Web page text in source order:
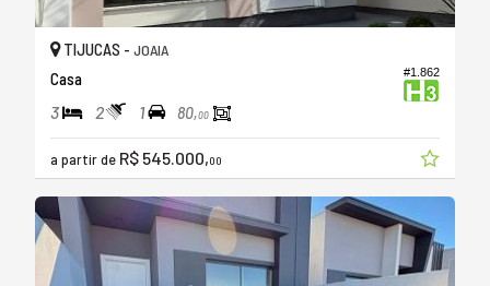
#1.862
TIJUCAS - JOAIA
Casa
3 2 1 80,00
a partir de R$ 545.000,00